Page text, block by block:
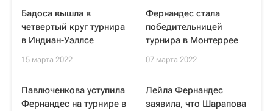
Бадоса вышла в
четвертый круг турнира
в Индиан-Уэллсе
15 марта 2022
Фернандес стала
победительницей
турнира в Монтеррее
07 марта 2022
Павлюченкова уступила
Фернандес на турнире в
Лейла Фернандес
заявила, что Шарапова